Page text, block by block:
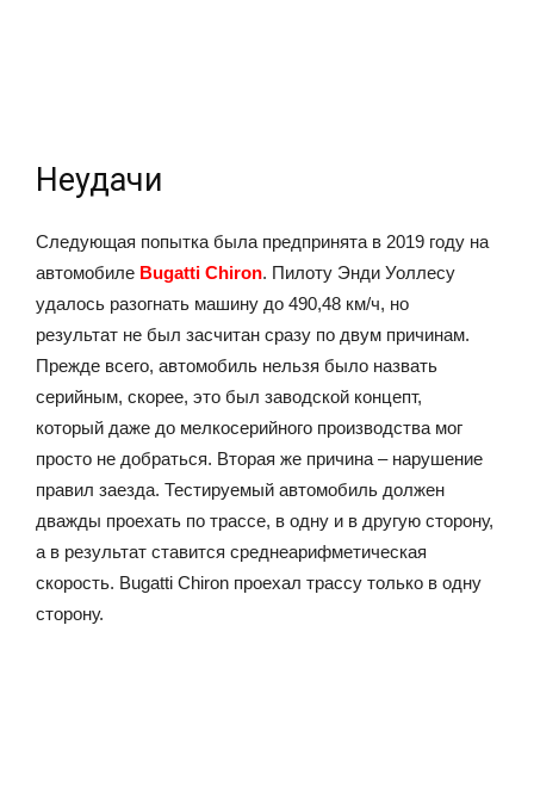
Неудачи
Следующая попытка была предпринята в 2019 году на
автомобиле Bugatti Chiron. Пилоту Энди Уоллесу
удалось разогнать машину до 490,48 км/ч, но
результат не был засчитан сразу по двум причинам.
Прежде всего, автомобиль нельзя было назвать
серийным, скорее, это был заводской концепт,
который даже до мелкосерийного производства мог
просто не добраться. Вторая же причина – нарушение
правил заезда. Тестируемый автомобиль должен
дважды проехать по трассе, в одну и в другую сторону,
а в результат ставится среднеарифметическая
скорость. Bugatti Chiron проехал трассу только в одну
сторону.